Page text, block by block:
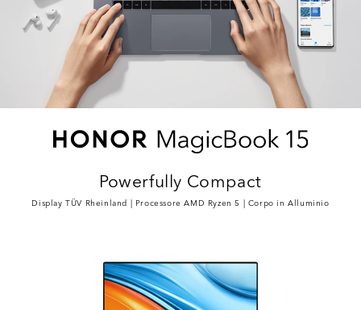
Powerfully Compact
Display TÜV Rheinland | Processore AMD Ryzen 5 | Corpo in Alluminio